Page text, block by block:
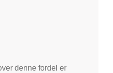
denne fordel er